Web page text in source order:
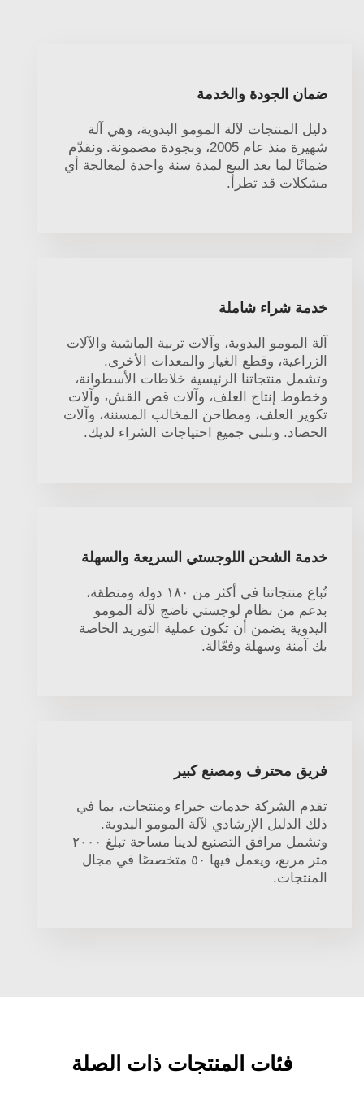
ضمان الجودة والخدمة
دليل المنتجات لآلة المومو اليدوية، وهي آلة
شهيرة منذ عام 2005، وبجودة مضمونة. ونقدّم
ضمانًا لما بعد البيع لمدة سنة واحدة لمعالجة أي
مشكلات قد تطرأ.
خدمة شراء شاملة
آلة المومو اليدوية، وآلات تربية الماشية والآلات
الزراعية، وقطع الغيار والمعدات الأخرى.
وتشمل منتجاتنا الرئيسية خلاطات الأسطوانة،
وخطوط إنتاج العلف، وآلات قص القش، وآلات
تكوير العلف، ومطاحن المخالب المسننة، وآلات
الحصاد. ونلبي جميع احتياجات الشراء لديك.
خدمة الشحن اللوجستي السريعة والسهلة
تُباع منتجاتنا في أكثر من ١٨٠ دولة ومنطقة،
بدعم من نظام لوجستي ناضج لآلة المومو
اليدوية يضمن أن تكون عملية التوريد الخاصة
بك آمنة وسهلة وفعّالة.
فريق محترف ومصنع كبير
تقدم الشركة خدمات خبراء ومنتجات، بما في
ذلك الدليل الإرشادي لآلة المومو اليدوية.
وتشمل مرافق التصنيع لدينا مساحة تبلغ ٢٠٠٠
متر مربع، ويعمل فيها ٥٠ متخصصًا في مجال
المنتجات.
فئات المنتجات ذات الصلة